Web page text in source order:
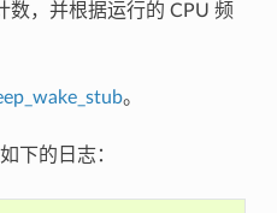
数，并根据运行的 CPU 频
。
下的日志：